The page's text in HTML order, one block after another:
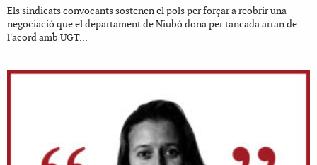
Els sindicats convocants sostenen el pols per forçar a reobrir una
negociació que el departament de Niubó dona per tancada arran de
l'acord amb UGT...